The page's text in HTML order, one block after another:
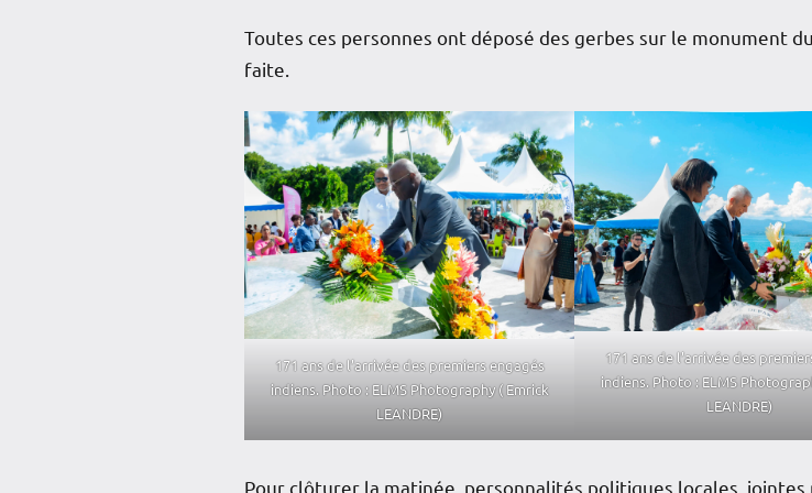
Toutes ces personnes ont déposé des gerbes sur le monument
faite.
171 ans de l’arrivée des premiers engagés
indiens. Photo : ELMS Photography ( Emrick
LEANDRE)
171 ans de l’arrivée des
indiens. Photo : ELMS
LEANDRE)
Pour clôturer la matinée, personnalités politiques locales,